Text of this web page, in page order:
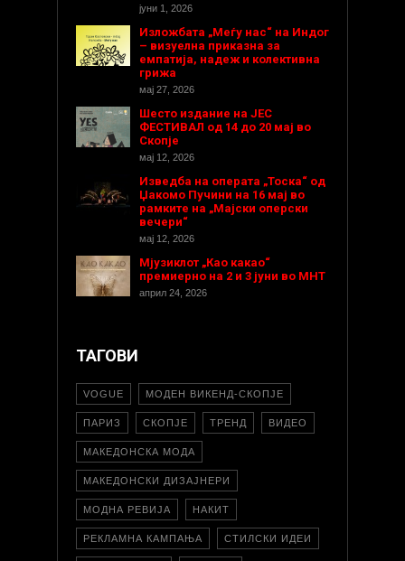
јуни 1, 2026
Изложбата „Меѓу нас“ на Индог
– визуелна приказна за
емпатија, надеж и колективна
грижа
мај 27, 2026
Шесто издание на ЈЕС
ФЕСТИВАЛ од 14 до 20 мај во
Скопје
мај 12, 2026
Изведба на операта „Тоска“ од
Џакомо Пучини на 16 мај во
рамките на „Мајски оперски
вечери“
мај 12, 2026
Мјузиклот „Као какао“
премиерно на 2 и 3 јуни во МНТ
април 24, 2026
ТАГОВИ
VOGUE МОДЕН ВИКЕНД-СКОПЈЕ
ПАРИЗ СКОПЈЕ ТРЕНД ВИДЕО
МАКЕДОНСКА МОДА
МАКЕДОНСКИ ДИЗАЈНЕРИ
МОДНА РЕВИЈА НАКИТ
РЕКЛАМНА КАМПАЊА СТИЛСКИ ИДЕИ